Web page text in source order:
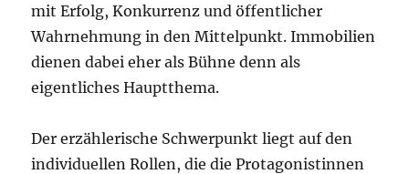
mit Erfolg, Konkurrenz und öffentlicher
Wahrnehmung in den Mittelpunkt. Immobilien
dienen dabei eher als Bühne denn als
eigentliches Hauptthema.
Der erzählerische Schwerpunkt liegt auf den
individuellen Rollen, die die Protagonistinnen